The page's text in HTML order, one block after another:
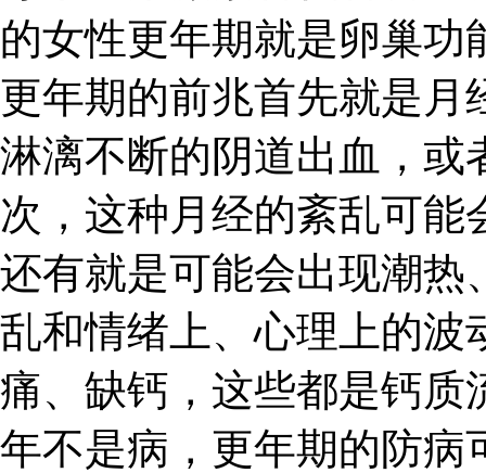
的女性更年期就是卵巢
更年期的前兆首先就是月
淋漓不断的阴道出血，或
次，这种月经的紊乱可
还有就是可能会出现潮热
乱和情绪上、心理上的波
痛、缺钙，这些都是钙质
年不是病，更年期的防病